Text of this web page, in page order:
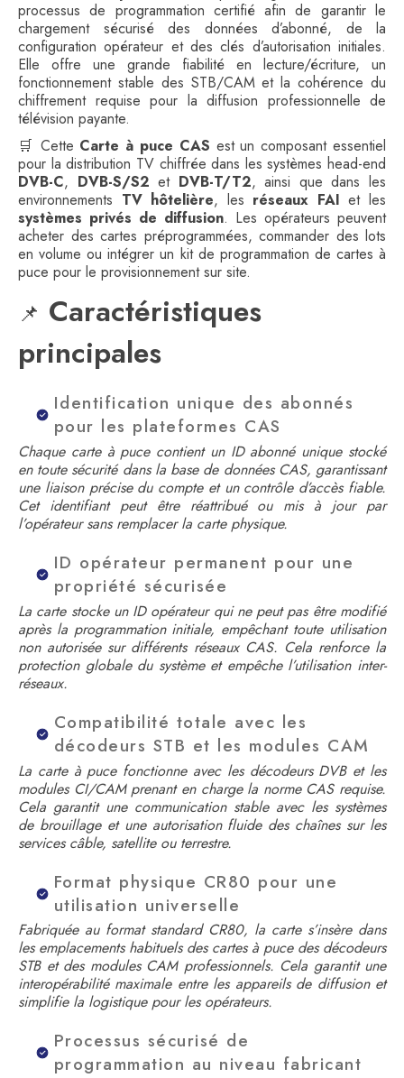
processus de programmation certifié afin de garantir le
chargement sécurisé des données d’abonné, de la
configuration opérateur et des clés d’autorisation initiales.
Elle offre une grande fiabilité en lecture/écriture, un
fonctionnement stable des STB/CAM et la cohérence du
chiffrement requise pour la diffusion professionnelle de
télévision payante.
🛒 Cette Carte à puce CAS est un composant essentiel
pour la distribution TV chiffrée dans les systèmes head-end
DVB-C, DVB-S/S2 et DVB-T/T2, ainsi que dans les
environnements TV hôtelière, les réseaux FAI et les
systèmes privés de diffusion. Les opérateurs peuvent
acheter des cartes préprogrammées, commander des lots
en volume ou intégrer un kit de programmation de cartes à
puce pour le provisionnement sur site.
📌 Caractéristiques
principales
Identification unique des abonnés
pour les plateformes CAS
Chaque carte à puce contient un ID abonné unique stocké
en toute sécurité dans la base de données CAS, garantissant
une liaison précise du compte et un contrôle d’accès fiable.
Cet identifiant peut être réattribué ou mis à jour par
l’opérateur sans remplacer la carte physique.
ID opérateur permanent pour une
propriété sécurisée
La carte stocke un ID opérateur qui ne peut pas être modifié
après la programmation initiale, empêchant toute utilisation
non autorisée sur différents réseaux CAS. Cela renforce la
protection globale du système et empêche l’utilisation inter-
réseaux.
Compatibilité totale avec les
décodeurs STB et les modules CAM
La carte à puce fonctionne avec les décodeurs DVB et les
modules CI/CAM prenant en charge la norme CAS requise.
Cela garantit une communication stable avec les systèmes
de brouillage et une autorisation fluide des chaînes sur les
services câble, satellite ou terrestre.
Format physique CR80 pour une
utilisation universelle
Fabriquée au format standard CR80, la carte s’insère dans
les emplacements habituels des cartes à puce des décodeurs
STB et des modules CAM professionnels. Cela garantit une
interopérabilité maximale entre les appareils de diffusion et
simplifie la logistique pour les opérateurs.
Processus sécurisé de
programmation au niveau fabricant